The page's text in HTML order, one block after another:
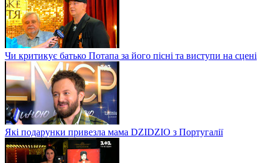
Чи критикує батько Потапа за його пісні та виступи на сцені
Які подарунки привезла мама DZIDZIO з Португалії